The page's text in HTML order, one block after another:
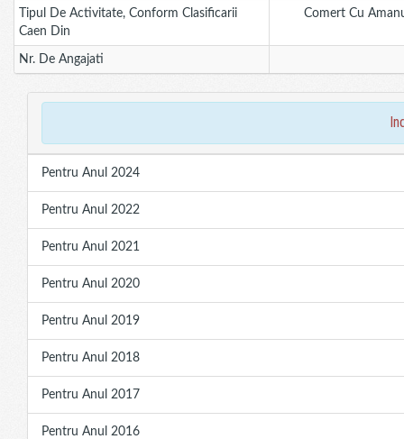
Tipul De Activitate, Conform Clasificarii
Caen Din
Comert Cu
Nr. De Angajati
Pentru Anul 2024
Pentru Anul 2022
Pentru Anul 2021
Pentru Anul 2020
Pentru Anul 2019
Pentru Anul 2018
Pentru Anul 2017
Pentru Anul 2016